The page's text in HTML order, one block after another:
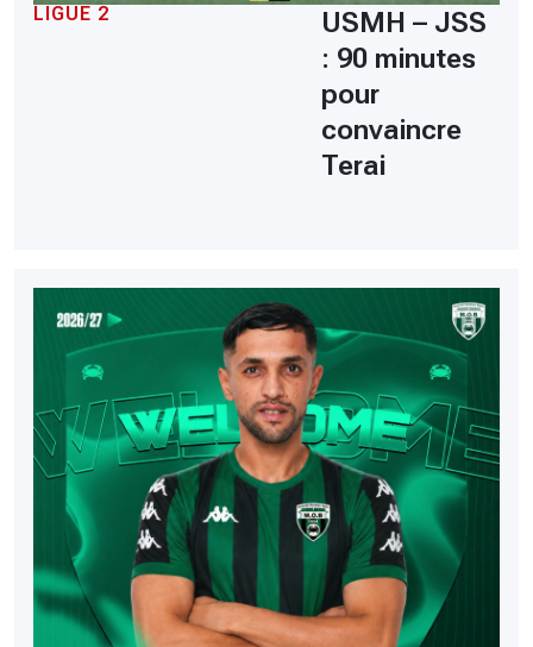
LIGUE 2
USMH – JSS
: 90 minutes
pour
convaincre
Terai